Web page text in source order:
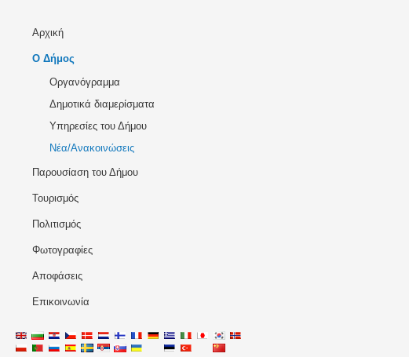
Αρχική
Ο Δήμος
Οργανόγραμμα
Δημοτικά διαμερίσματα
Υπηρεσίες του Δήμου
Νέα/Ανακοινώσεις
Παρουσίαση του Δήμου
Τουρισμός
Πολιτισμός
Φωτογραφίες
Αποφάσεις
Επικοινωνία